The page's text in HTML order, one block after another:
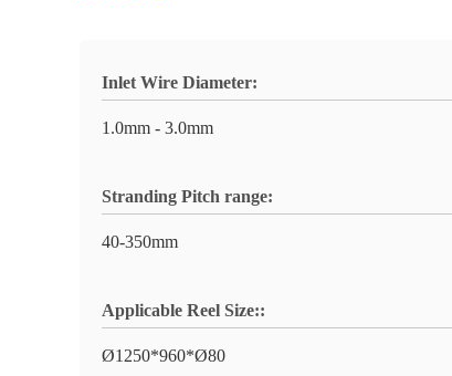
Inlet Wire Diameter:
1.0mm - 3.0mm
Stranding Pitch range:
40-350mm
Applicable Reel Size::
Ø1250*960*Ø80